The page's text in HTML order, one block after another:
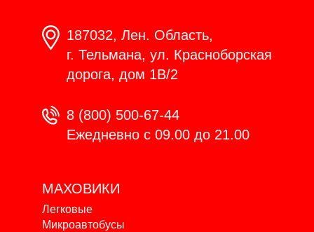
187032, Лен. Область,
г. Тельмана, ул. Красноборская
дорога, дом 1В/2
8 (800) 500-67-44
Ежедневно с 09.00 до 21.00
МАХОВИКИ
Легковые
Микроавтобусы